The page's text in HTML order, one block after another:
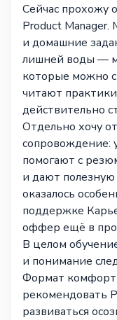
Сейчас прохожу
Product
и домашние
лишней воды —
которые можно
читают
действительно
Отдельно хочу
сопровождение:
помогают с
и дают полезную
оказалось
поддержке
оффер ещё в
В целом
и понимание
Формат
рекомендовать
развиваться